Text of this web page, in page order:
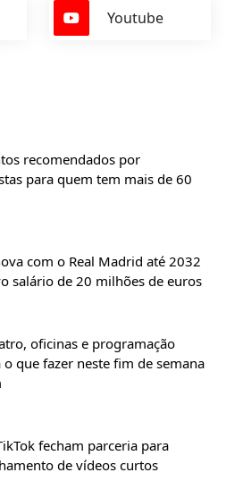
Youtube
recomendados por
para quem tem mais de 60
com o Real Madrid até 2032
salário de 20 milhões de euros
oficinas e programação
o que fazer neste fim de semana
fecham parceria para
de vídeos curtos